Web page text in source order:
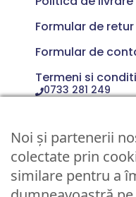
Formular de retur
Formular de
Termeni si
0733 281 249
Nume utilizator sau
Noi și partenerii
colectate prin
similare pentru a